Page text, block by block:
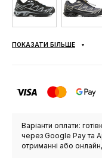
ПОКАЗАТИ БІЛЬШЕ
Варіанти оплати:
через Google Pay та
отриманні або